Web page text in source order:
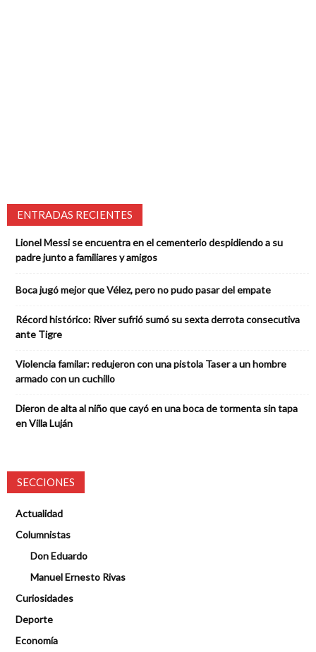
ENTRADAS RECIENTES
Lionel Messi se encuentra en el cementerio despidiendo a su
padre junto a familiares y amigos
Boca jugó mejor que Vélez, pero no pudo pasar del empate
Récord histórico: River sufrió sumó su sexta derrota consecutiva
ante Tigre
Violencia familar: redujeron con una pistola Taser a un hombre
armado con un cuchillo
Dieron de alta al niño que cayó en una boca de tormenta sin tapa
en Villa Luján
SECCIONES
Actualidad
Columnistas
Don Eduardo
Manuel Ernesto Rivas
Curiosidades
Deporte
Economía